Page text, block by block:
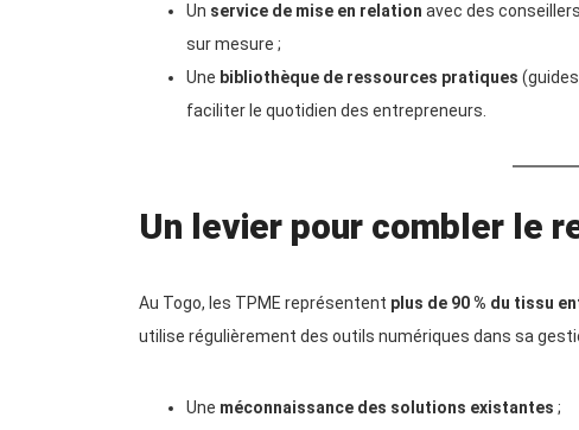
Un service de mise en relation avec des
sur mesure ;
Une bibliothèque de ressources pratiques
faciliter le quotidien des entrepreneurs.
Un levier pour combler le
Au Togo, les TPME représentent plus de 90 % du tissu
utilise régulièrement des outils numériques dans sa
Une méconnaissance des solutions existantes ;